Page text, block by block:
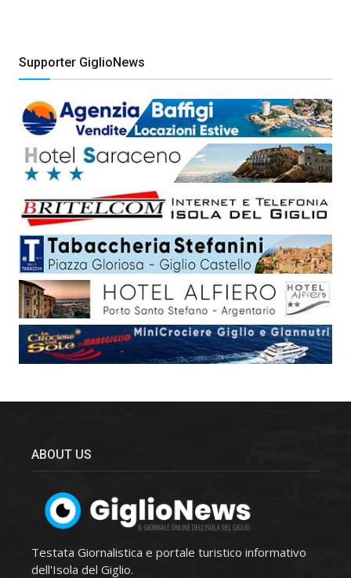
Supporter GiglioNews
ABOUT US
Testata Giornalistica e portale turistico informativo
dell'Isola del Giglio.